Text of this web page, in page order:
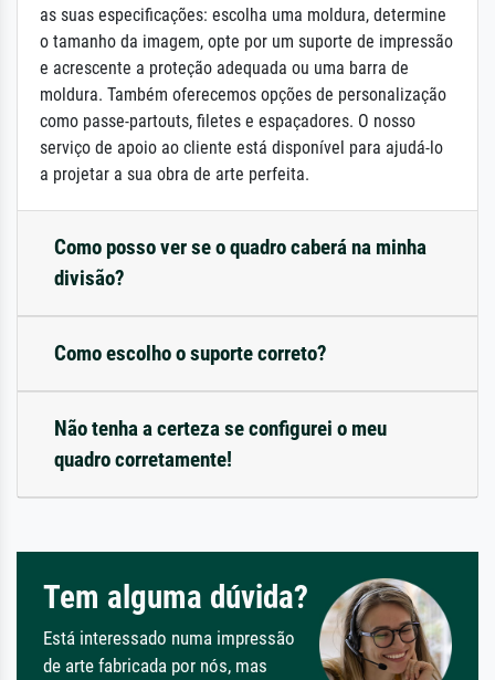
as suas especificações: escolha uma moldura, determine
o tamanho da imagem, opte por um suporte de impressão
e acrescente a proteção adequada ou uma barra de
moldura. Também oferecemos opções de personalização
como passe-partouts, filetes e espaçadores. O nosso
serviço de apoio ao cliente está disponível para ajudá-lo
a projetar a sua obra de arte perfeita.
Como posso ver se o quadro caberá na minha
divisão?
Como escolho o suporte correto?
Não tenha a certeza se configurei o meu
quadro corretamente!
Tem alguma dúvida?
Está interessado numa impressão
de arte fabricada por nós, mas